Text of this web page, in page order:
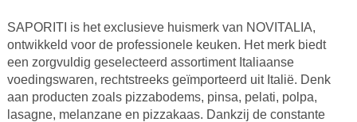
SAPORITI is het exclusieve huismerk van NOVITALIA,
ontwikkeld voor de professionele keuken. Het merk biedt
een zorgvuldig geselecteerd assortiment Italiaanse
voedingswaren, rechtstreeks geïmporteerd uit Italië. Denk
aan producten zoals pizzabodems, pinsa, pelati, polpa,
lasagne, melanzane en pizzakaas. Dankzij de constante